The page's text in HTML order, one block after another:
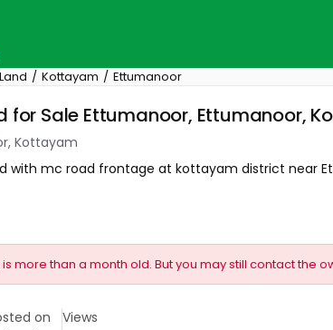
Kottayam Ettumanoor
for Sale Ettumanoor, Ettumanoor,
Kottayam
with mc road frontage at kottayam district near
more than a month old. But you may still contact the
on
Views